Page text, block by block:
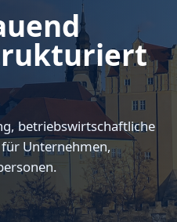
betriebswirtschaftliche
Unternehmen,